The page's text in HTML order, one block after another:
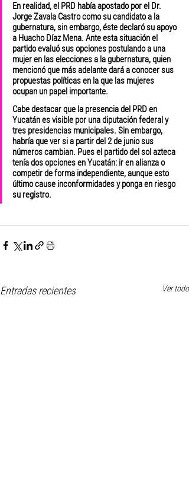
En realidad, el PRD había apostado por el Dr.
Jorge Zavala Castro como su candidato a la
gubernatura, sin embargo, éste declaró su apoyo
a Huacho Díaz Mena. Ante esta situación el
partido evaluó sus opciones postulando a una
mujer en las elecciones a la gubernatura, quien
mencionó que más adelante dará a conocer sus
propuestas políticas en la que las mujeres
ocupan un papel importante.
Cabe destacar que la presencia del PRD en
Yucatán es visible por una diputación federal y
tres presidencias municipales. Sin embargo,
habría que ver si a partir del 2 de junio sus
números cambian. Pues el partido del sol azteca
tenía dos opciones en Yucatán: ir en alianza o
competir de forma independiente, aunque esto
último cause inconformidades y ponga en riesgo
su registro.
Entradas recientes Ver todo